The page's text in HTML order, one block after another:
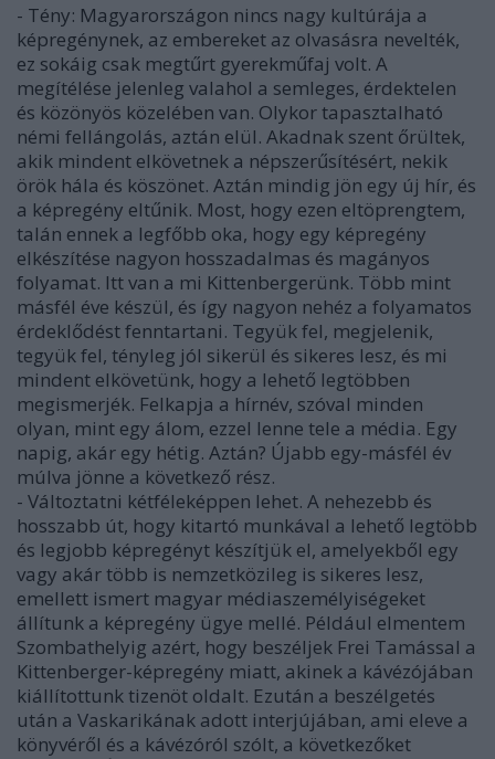
- Tény: Magyarországon nincs nagy kultúrája a
képregénynek, az embereket az olvasásra nevelték,
ez sokáig csak megtűrt gyerekműfaj volt. A
megítélése jelenleg valahol a semleges, érdektelen
és közönyös közelében van. Olykor tapasztalható
némi fellángolás, aztán elül. Akadnak szent őrültek,
akik mindent elkövetnek a népszerűsítésért, nekik
örök hála és köszönet. Aztán mindig jön egy új hír, és
a képregény eltűnik. Most, hogy ezen eltöprengtem,
talán ennek a legfőbb oka, hogy egy képregény
elkészítése nagyon hosszadalmas és magányos
folyamat. Itt van a mi Kittenbergerünk. Több mint
másfél éve készül, és így nagyon nehéz a folyamatos
érdeklődést fenntartani. Tegyük fel, megjelenik,
tegyük fel, tényleg jól sikerül és sikeres lesz, és mi
mindent elkövetünk, hogy a lehető legtöbben
megismerjék. Felkapja a hírnév, szóval minden
olyan, mint egy álom, ezzel lenne tele a média. Egy
napig, akár egy hétig. Aztán? Újabb egy-másfél év
múlva jönne a következő rész.
- Változtatni kétféleképpen lehet. A nehezebb és
hosszabb út, hogy kitartó munkával a lehető legtöbb
és legjobb képregényt készítjük el, amelyekből egy
vagy akár több is nemzetközileg is sikeres lesz,
emellett ismert magyar médiaszemélyiségeket
állítunk a képregény ügye mellé. Például elmentem
Szombathelyig azért, hogy beszéljek Frei Tamással a
Kittenberger-képregény miatt, akinek a kávézójában
kiállítottunk tizenöt oldalt. Ezután a beszélgetés
után a Vaskarikának adott interjújában, ami eleve a
könyvéről és a kávézóról szólt, a következőket